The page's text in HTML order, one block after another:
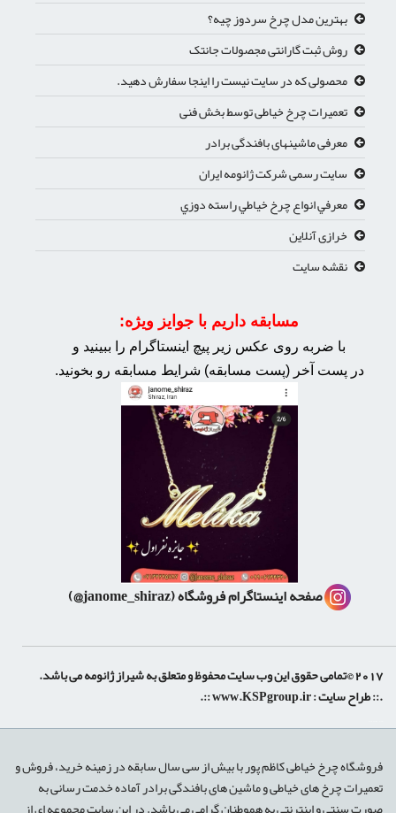
بهترین مدل چرخ سردوز چیه؟
روش ثبت گارانتی مجصولات جانتک
محصولی که در سایت نیست را اینجا سفارش دهید.
تعمیرات چرخ خیاطی توسط بخش فنی
معرفی ماشینهای بافندگی برادر
سایت رسمی شرکت ژانومه ایران
معرفي انواع چرخ خياطي راسته دوزي
خرازی آنلاین
نقشه سایت
مسابقه داریم با جوایز ویژه:
با ضربه روی عکس زیر پیچ اینستاگرام را ببینید و
در پست آخر (پست مسابقه) شرایط مسابقه رو بخونید.
صفحه اینستاگرام فروشگاه(janome_shiraz@)
2017 ©تمامی حقوق این وب سایت محفوظ و متعلق به شیراز ژانومه می باشد.
.:: طراح سایت :www.KSPgroup.ir
::.
فروشگاه چرخ خیاطی کاظم پور با بیش از سی سال سابقه در زمینه خرید، فروش و
تعمیرات چرخ های خیاطی و ماشین های بافندگی برادر آماده خدمت رسانی به